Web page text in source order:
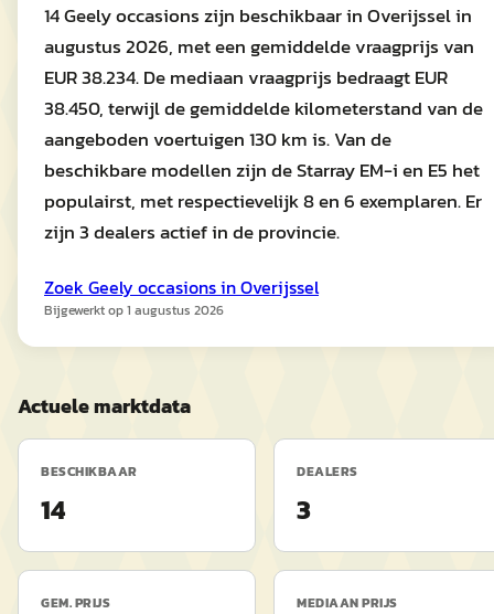
14 Geely occasions zijn beschikbaar in Overijssel in
augustus 2026, met een gemiddelde vraagprijs van
EUR 38.234. De mediaan vraagprijs bedraagt EUR
38.450, terwijl de gemiddelde kilometerstand van de
aangeboden voertuigen 130 km is. Van de
beschikbare modellen zijn de Starray EM-i en E5 het
populairst, met respectievelijk 8 en 6 exemplaren. Er
zijn 3 dealers actief in de provincie.
Zoek Geely occasions inOverijssel
Bijgewerkt op1 augustus 2026
Actuele marktdata
BESCHIKBAAR
14
DEALERS
3
GEM. PRIJS MEDIAAN PRIJS